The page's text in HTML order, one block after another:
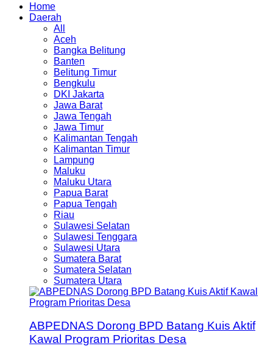
Home
Daerah
All
Aceh
Bangka Belitung
Banten
Belitung Timur
Bengkulu
DKI Jakarta
Jawa Barat
Jawa Tengah
Jawa Timur
Kalimantan Tengah
Kalimantan Timur
Lampung
Maluku
Maluku Utara
Papua Barat
Papua Tengah
Riau
Sulawesi Selatan
Sulawesi Tenggara
Sulawesi Utara
Sumatera Barat
Sumatera Selatan
Sumatera Utara
ABPEDNAS Dorong BPD Batang Kuis Aktif
Kawal Program Prioritas Desa